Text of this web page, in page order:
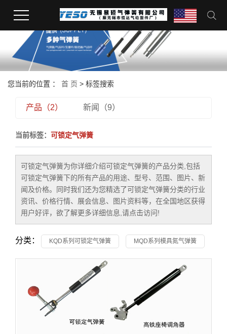
您当前的位置 ： 首 页 > 标签搜索
产品（2） 新闻（9）
当前标签： 可锁定气弹簧
可锁定气弹簧为你详细介绍可锁定气弹簧的产品分类,包括
可锁定气弹簧下的所有产品的用途、型号、范围、图片、新
闻及价格。同时我们还为您精选了可锁定气弹簧分类的行业
资讯、价格行情、展会信息、图片资料等，在全国地区获得
用户好评，欲了解更多详细信息,请点击访问!
分类： KQD系列可锁定气弹簧 MQD系列模具氮气弹簧